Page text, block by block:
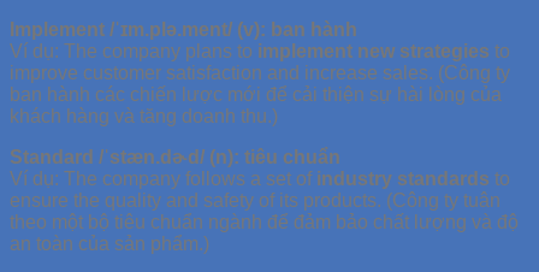
Implement /ˈɪm.plə.ment/ (v): ban hành
Ví dụ: The company plans to implement new strategies to
improve customer satisfaction and increase sales. (Công ty
ban hành các chiến lược mới để cải thiện sự hài lòng của
khách hàng và tăng doanh thu.)
Standard /ˈstæn.dɚd/ (n): tiêu chuẩn
Ví dụ: The company follows a set of industry standards to
ensure the quality and safety of its products. (Công ty tuân
theo một bộ tiêu chuẩn ngành để đảm bảo chất lượng và độ
an toàn của sản phẩm.)